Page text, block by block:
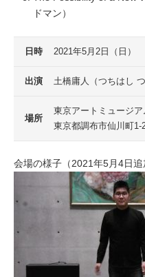
ドマン）
日時 2021年5月2日（日）
出演 土橋庸人（つちはし つ
場所
東京アートミュージ
東京都調布市仙川町1-
会場の様子（2021年5月4日追